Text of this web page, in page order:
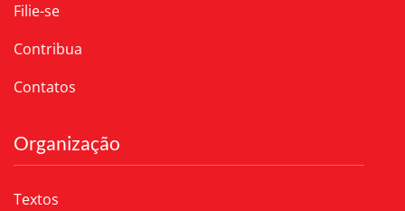
Filie-se
Contribua
Contatos
Organização
Textos